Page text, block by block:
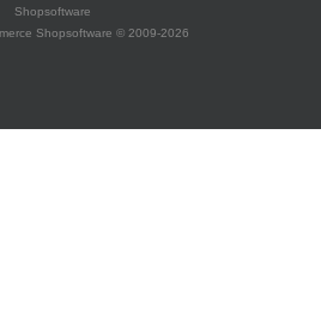
Shopsoftware
Shopsoftware © 2009-2026